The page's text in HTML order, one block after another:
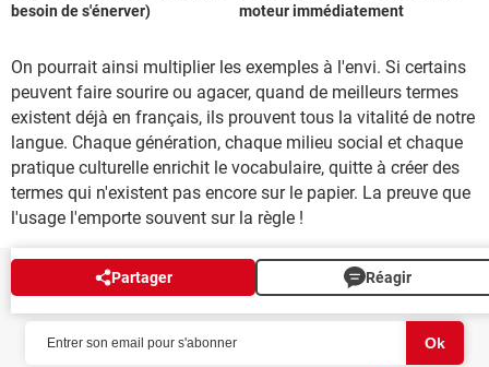
besoin de s'énerver)
moteur immédiatement
On pourrait ainsi multiplier les exemples à l'envi. Si certains
peuvent faire sourire ou agacer, quand de meilleurs termes
existent déjà en français, ils prouvent tous la vitalité de notre
langue. Chaque génération, chaque milieu social et chaque
pratique culturelle enrichit le vocabulaire, quitte à créer des
termes qui n'existent pas encore sur le papier. La preuve que
l'usage l'emporte souvent sur la règle !
Partager Réagir
NEWSLETTER